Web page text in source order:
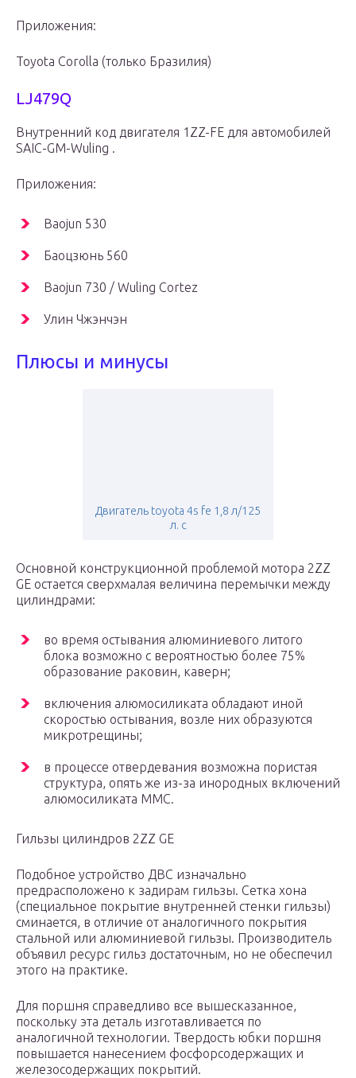
Приложения:
Toyota Corolla (только Бразилия)
LJ479Q
Внутренний код двигателя 1ZZ-FE для автомобилей
SAIC-GM-Wuling .
Приложения:
Baojun 530
Баоцзюнь 560
Baojun 730 / Wuling Cortez
Улин Чжэнчэн
Плюсы и минусы
Двигатель toyota 4s fe 1,8 л/125
л. с
Основной конструкционной проблемой мотора 2ZZ
GE остается сверхмалая величина перемычки между
цилиндрами:
во время остывания алюминиевого литого
блока возможно с вероятностью более 75%
образование раковин, каверн;
включения алюмосиликата обладают иной
скоростью остывания, возле них образуются
микротрещины;
в процессе отвердевания возможна пористая
структура, опять же из-за инородных включений
алюмосиликата ММС.
Гильзы цилиндров 2ZZ GE
Подобное устройство ДВС изначально
предрасположено к задирам гильзы. Сетка хона
(специальное покрытие внутренней стенки гильзы)
сминается, в отличие от аналогичного покрытия
стальной или алюминиевой гильзы. Производитель
объявил ресурс гильз достаточным, но не обеспечил
этого на практике.
Для поршня справедливо все вышесказанное,
поскольку эта деталь изготавливается по
аналогичной технологии. Твердость юбки поршня
повышается нанесением фосфорсодержащих и
железосодержащих покрытий.